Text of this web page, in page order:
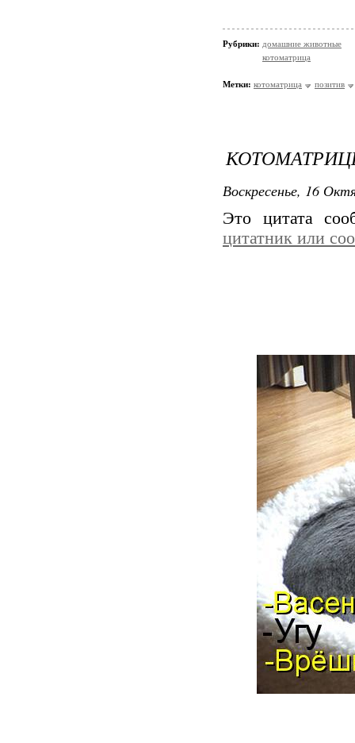
Рубрики: домашние животные
котоматрица
Метки: котоматрица позитив
Воскресенье, 16
Это цитата
цитатник или